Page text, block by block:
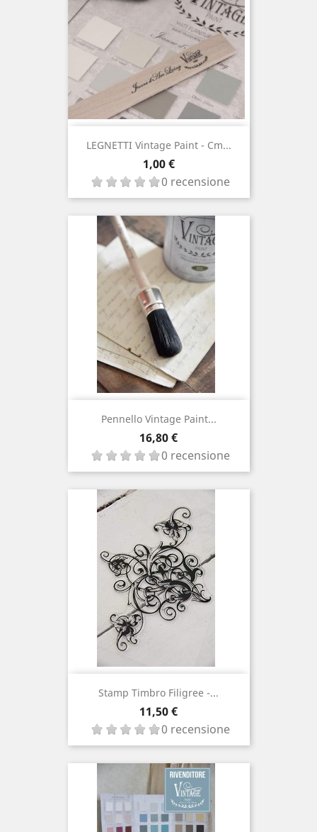
LEGNETTI Vintage Paint - Cm...
Prezzo
1,00 €
0 recensione
Pennello Vintage Paint...
Prezzo
16,80 €
0 recensione
Stamp Timbro Filigree -...
Prezzo
11,50 €
0 recensione